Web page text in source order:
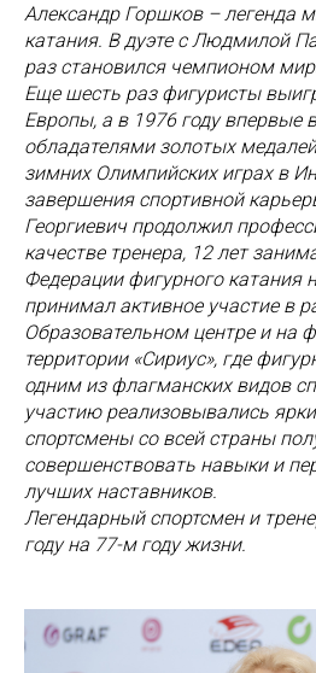
Александр Горшков – легенда
катания. В дуэте с Людмилой
раз становился чемпионом
Еще шесть раз фигуристы
Европы, а в 1976 году впервые
обладателями золотых
зимних Олимпийских играх в
завершения спортивной
Георгиевич продолжил
качестве тренера, 12 лет
Федерации фигурного катания
принимал активное участие в
Образовательном центре и на
территории «Сириус», где
одним из флагманских видов
участию реализовывались
спортсмены со всей страны
совершенствовать навыки и
лучших наставников.
Легендарный спортсмен и
году на 77-м году жизни.